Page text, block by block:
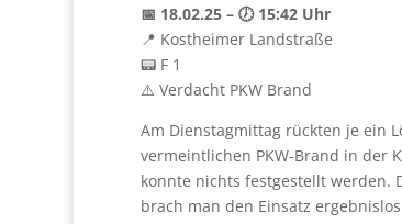
📅 18.02.25 – 🕖 15:42 Uhr
📍 Kostheimer Landstraße
📟 F 1
⚠️ Verdacht PKW Brand
Am Dienstagmittag rückten je ein
vermeintlichen PKW-Brand in der
konnte nichts festgestellt werden.
brach man den Einsatz